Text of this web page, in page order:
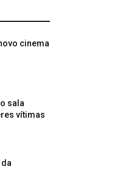
cinema
sala
vítimas
da